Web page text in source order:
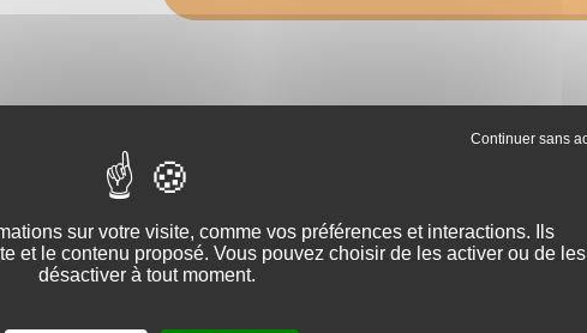
aluminium
se distinguent par leur robustesse et la
sur votre visite, comme vos préférences et interactions. Ils
et le contenu proposé. Vous pouvez choisir de les activer ou de les
désactiver à tout moment.